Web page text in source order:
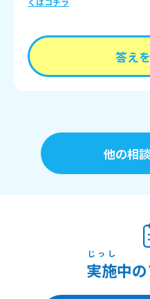
答え
他の相
実施
じっし
中